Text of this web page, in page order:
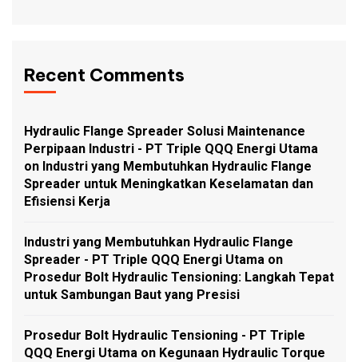
Recent Comments
Hydraulic Flange Spreader Solusi Maintenance
Perpipaan Industri - PT Triple QQQ Energi Utama
on Industri yang Membutuhkan Hydraulic Flange
Spreader untuk Meningkatkan Keselamatan dan
Efisiensi Kerja
Industri yang Membutuhkan Hydraulic Flange
Spreader - PT Triple QQQ Energi Utama on
Prosedur Bolt Hydraulic Tensioning: Langkah Tepat
untuk Sambungan Baut yang Presisi
Prosedur Bolt Hydraulic Tensioning - PT Triple
QQQ Energi Utama on Kegunaan Hydraulic Torque